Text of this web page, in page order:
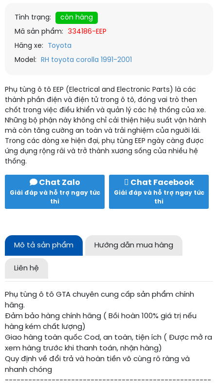
Tình trạng:
còn hàng
Mã sản phẩm:
334186-EEP
Hãng xe:
Toyota
Model:
RH toyota corolla 1991-2001
Phụ tùng ô tô EEP (Electrical and Electronic Parts) là các
thành phần điện và điện tử trong ô tô, đóng vai trò then
chốt trong việc điều khiển và quản lý các hệ thống của xe.
Những bộ phận này không chỉ cải thiện hiệu suất vận hành
mà còn tăng cường an toàn và trải nghiệm của người lái.
Trong các dòng xe hiện đại, phụ tùng EEP ngày càng được
ứng dụng rộng rãi và trở thành xương sống của nhiều hệ
thống.
Chat Zalo
Giải đáp và hỗ trợ ngay tức
thì
Chat Facebook
Giải đáp và hỗ trợ ngay tức
thì
Mô tả sản phẩm Hướng dẫn mua hàng
Liên hệ
Phụ tùng ô tô GTA chuyên cung cấp sản phẩm chính
hãng.
Đảm bảo hàng chính hãng ( Bồi hoàn 100% giá trị nếu
hàng kém chất lượng)
Giao hàng toàn quốc Cod, an toàn, tiện ích ( Được mở ra
xem hàng trước khi thanh toán, nhận hàng)
Quy định về đổi trả và hoàn tiền vô cùng rõ ràng và
nhanh chóng
-----------------------------------------------------